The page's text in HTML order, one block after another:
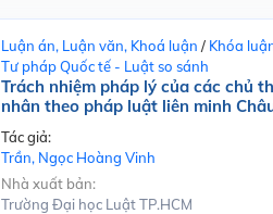
Luận án, Luận văn, Khoá luận / Khóa
Tư pháp Quốc tế - Luật so sánh
Trách nhiệm pháp lý của các chủ
nhân theo pháp luật liên minh
Tác giả:
Trần, Ngọc Hoàng Vinh
Nhà xuất bản:
Trường Đại học Luật TP.HCM